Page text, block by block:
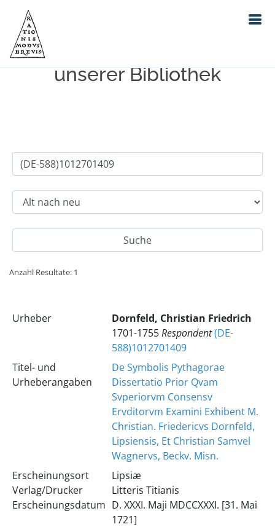
Einfache Suche im Bestand
unserer Bibliothek
Anzahl Resultate: 1
Urheber
Dornfeld, Christian Friedrich
1701-1755Respondent(DE-
588)1012701409
Titel- und
Urheberangaben
De Symbolis Pythagorae
Dissertatio Prior Qvam
Svperiorvm Consensv
Ervditorvm Examini Exhibent M.
Christian. Friedericvs Dornfeld,
Lipsiensis, Et Christian Samvel
Wagnervs, Beckv. Misn.
Erscheinungsort
Verlag/Drucker
Erscheinungsdatum
Lipsiæ
Litteris Titianis
D. XXXI. Maji MDCCXXXI. [31. Mai
1721]